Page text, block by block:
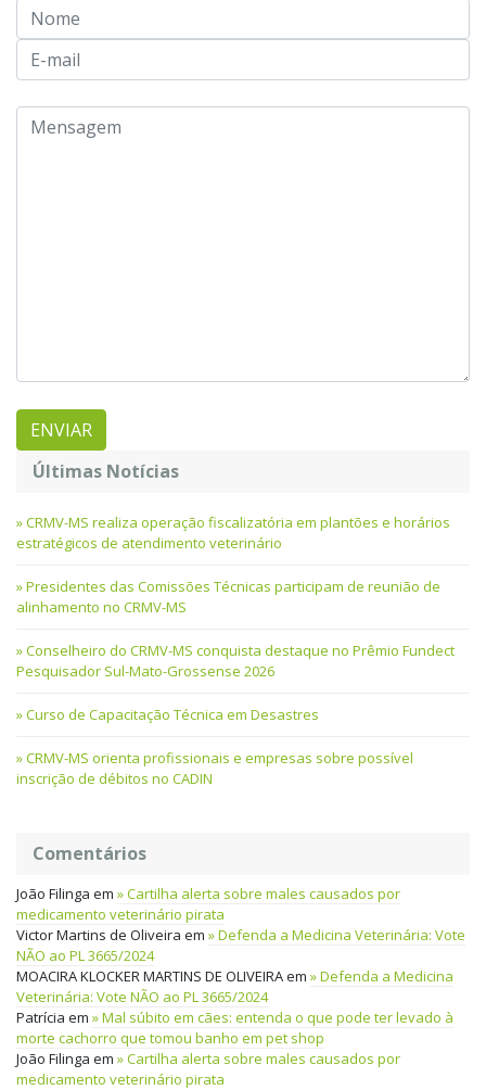
Últimas Notícias
CRMV-MS realiza operação fiscalizatória em plantões e horários
estratégicos de atendimento veterinário
Presidentes das Comissões Técnicas participam de reunião de
alinhamento no CRMV-MS
Conselheiro do CRMV-MS conquista destaque no Prêmio Fundect
Pesquisador Sul-Mato-Grossense 2026
Curso de Capacitação Técnica em Desastres
CRMV-MS orienta profissionais e empresas sobre possível
inscrição de débitos no CADIN
Comentários
João Filinga em
Cartilha alerta sobre males causados por
medicamento veterinário pirata
Victor Martins de Oliveira em
Defenda a Medicina Veterinária: Vote
NÃO ao PL 3665/2024
MOACIRA KLOCKER MARTINS DE OLIVEIRAem
Defenda a Medicina
Veterinária: Vote NÃO ao PL 3665/2024
Patrícia em
Mal súbito em cães: entenda o que pode ter levado à
morte cachorro que tomou banho em pet shop
João Filinga em
Cartilha alerta sobre males causados por
medicamento veterinário pirata